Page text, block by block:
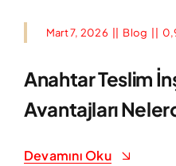
Mart 7, 2026 Blog
Anahtar Teslim
Avantajları
Devamını Oku